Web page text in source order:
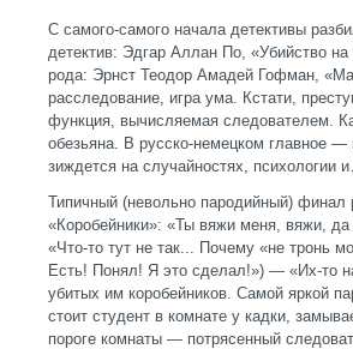
С самого-самого начала детективы
детектив: Эдгар Аллан По, «Убийство
рода: Эрнст Теодор Амадей Гофман,
расследование, игра ума. Кстати,
функция, вычисляемая следователем.
обезьяна. В русско-немецком главное —
зиждется на случайностях, психологии
Типичный (невольно пародийный)
«Коробейники»: «Ты вяжи меня, вяжи,
«Что-то тут не так... Почему «не тронь
Есть! Понял! Я это сделал!») — «Их-то
убитых им коробейников. Самой яркой
стоит студент в комнате у кадки,
пороге комнаты — потрясенный